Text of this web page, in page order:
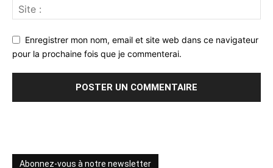
Enregistrer mon nom, email et site web dans ce navigateur
pour la prochaine fois que je commenterai.
Abonnez-vous à notre newsletter